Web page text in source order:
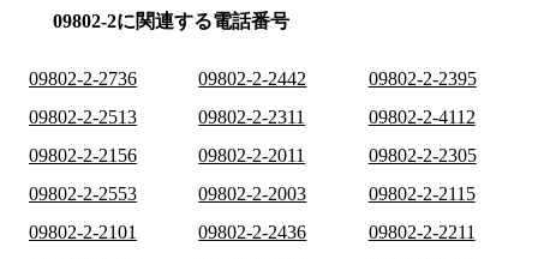
09802-2に関連する電話番号
09802-2-2736 09802-2-2442
09802-2-2395
09802-2-2513
09802-2-2311
09802-2-4112
09802-2-2156
09802-2-2011
09802-2-2305
09802-2-2553
09802-2-2003
09802-2-2115
09802-2-2101
09802-2-2436
09802-2-2211